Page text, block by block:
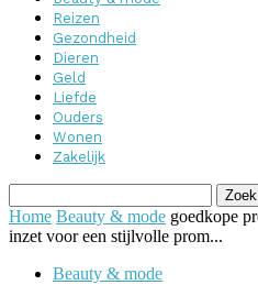
Reizen
Gezondheid
Dieren
Geld
Liefde
Ouders
Wonen
Zakelijk
Home Beauty & mode goedkope
inzet voor een stijlvolle prom...
Beauty & mode